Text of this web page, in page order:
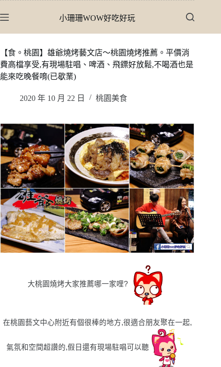
至
內
容
小珊珊WOW好吃好玩
【食。桃園】雄爺燒烤藝文店〜桃園燒烤推薦。平價消
費高檔享受,有現場駐唱、啤酒、飛鏢好放鬆,不喝酒也是
能來吃晚餐唷(已歇業)
2020 年 10 月 22 日 桃園美食
大桃園燒烤大家推薦哪一家哩?
在桃園藝文中心附近有個很棒的地方,很適合朋友聚在一起,
氣氛和空間超讚的,假日還有現場駐唱可以聽